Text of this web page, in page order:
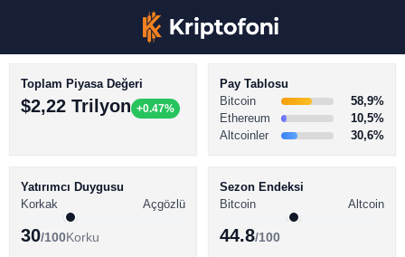
BİTCOİN HABERLERİ
ALTCOİN HABERLERİ
Toplam Piyasa Değeri
$2,22 Trilyon +0.47%
Pay Tablosu
Bitcoin
58,9%
Ethereum
10,5%
Altcoinler
30,6%
Yatırımcı Duygusu
Korkak
Açgözlü
30/100Korku
Sezon Endeksi
Bitcoin
Altcoin
44.8/100